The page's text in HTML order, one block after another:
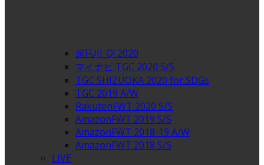
超FUJI-Q! 2020
マイナビ TGC 2020 S/S
TGC SHIZUOKA 2020 for SDGs
TGC 2019 A/W
RakutenFWT 2020 S/S
AmazonFWT 2019 S/S
AmazonFWT 2018-19 A/W
AmazonFWT 2018 S/S
LIVE